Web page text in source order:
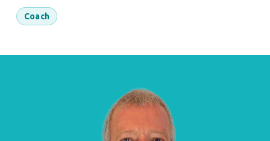
Coach